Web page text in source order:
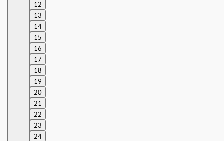
12
13
14
15
16
17
18
19
20
21
22
23
24